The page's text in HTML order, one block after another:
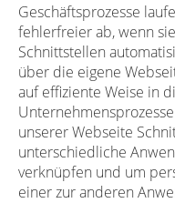
Geschäftsprozesse
fehlerfreier ab, wenn
Schnittstellen
über die eigene
auf effiziente Weise in
unserer Webseite
unterschiedliche
verknüpfen und um
einer zur anderen